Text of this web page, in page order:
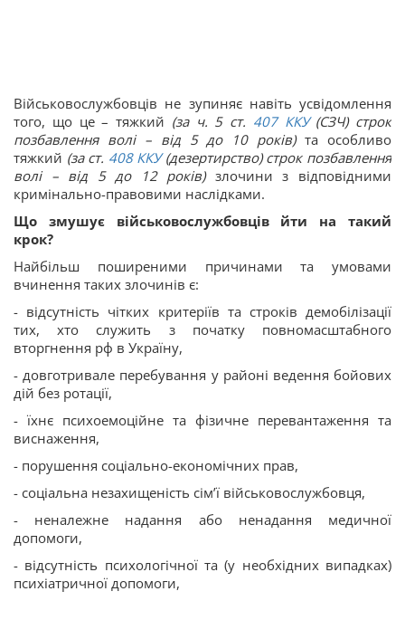
Військовослужбовців не зупиняє навіть усвідомлення
того, що це – тяжкий (за ч. 5 ст. 407 ККУ(СЗЧ) строк
позбавлення волі – від 5 до 10 років)та особливо
тяжкий (за ст. 408 ККУ(дезертирство) строк позбавлення
волі – від 5 до 12 років)злочини з відповідними
кримінально-правовими наслідками.
Що змушує військовослужбовців йти на такий
крок?
Найбільш поширеними причинами та умовами
вчинення таких злочинів є:
- відсутність чітких критеріїв та строків демобілізації
тих, хто служить з початку повномасштабного
вторгнення рф в Україну,
- довготривале перебування у районі ведення бойових
дій без ротації,
- їхнє психоемоційне та фізичне перевантаження та
виснаження,
- порушення соціально-економічних прав,
- соціальна незахищеність сім’ї військовослужбовця,
- неналежне надання або ненадання медичної
допомоги,
- відсутність психологічної та (у необхідних випадках)
психіатричної допомоги,